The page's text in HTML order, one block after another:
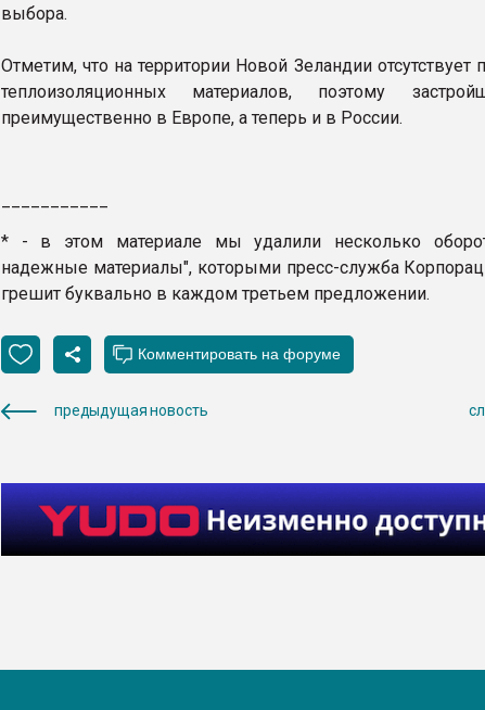
выбора.
Отметим, что на территории Новой Зеландии отсутствует
теплоизоляционных материалов, поэтому
преимущественно в Европе, а теперь и в России.
* - в этом материале мы удалили несколько
надежные материалы", которыми пресс-служба
грешит буквально в каждом третьем предложении.
предыдущая новость